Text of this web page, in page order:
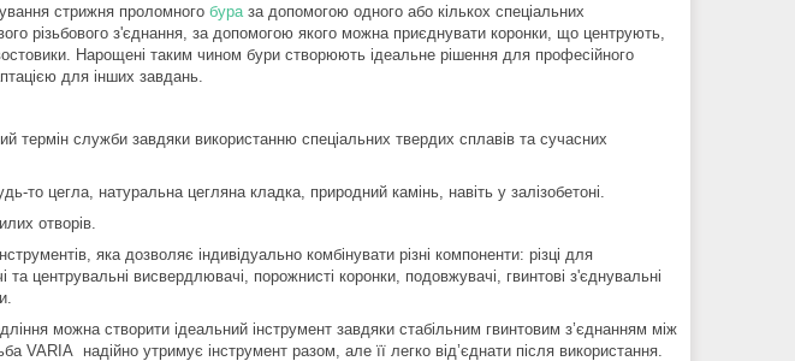
стрижня проломного бура за допомогою одного або кількох спеціальних
різьбового з'єднання, за допомогою якого можна приєднувати коронки, що центрують,
Нарощені таким чином бури створюють ідеальне рішення для професійного
для інших завдань.
термін служби завдяки використанню спеціальних твердих сплавів та сучасних
то цегла, натуральна цегляна кладка, природний камінь, навіть у залізобетоні.
отворів.
яка дозволяє індивідуально комбінувати різні компоненти: різці для
центрувальні висвердлювачі, порожнисті коронки, подовжувачі, гвинтові з'єднувальні
можна створити ідеальний інструмент завдяки стабільним гвинтовим з’єднанням між
VARIA надійно утримує інструмент разом, але її легко від’єднати після використання.